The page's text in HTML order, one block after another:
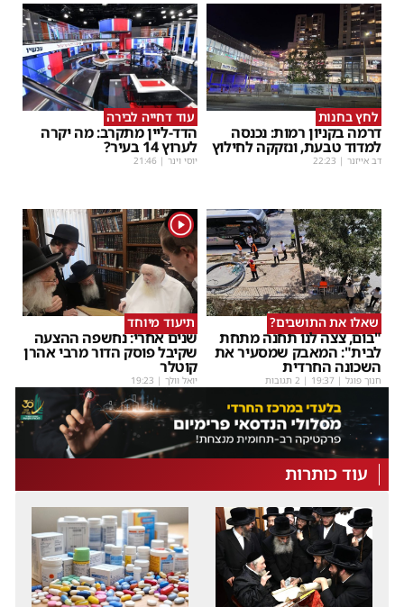
לחץ בחנות
דרמה בקניון רמות: נכנסה
למדוד טבעת, ונזקקה לחילוץ
דב אייזנר |
22:23
עוד דחייה לבירה
הדד-ליין מתקרב: מה יקרה
לערוץ 14 בעיר?
יוסי וינר |
21:46
שאלו את התושבים?
"בום, צצה לנו תחנה מתחת
לבית": המאבק שמסעיר את
השכונה החרדית
חנוך פוגל |
19:37 | 2 תגובות
1
תיעוד מיוחד
שנים אחרי: נחשפה ההצעה
שקיבל פוסק הדור מרבי אהרן
קוטלר
יואל וולך |
19:23
עוד כותרות